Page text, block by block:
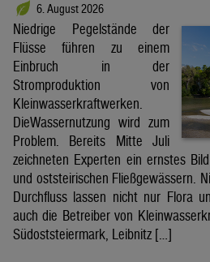
6. August 2026
Niedrige Pegelstände der
Flüsse führen zu einem
Einbruch in der
Stromproduktion von
Kleinwasserkraftwerken.
DieWassernutzung wird zum
Problem. Bereits Mitte Juli
zeichneten Experten ein ernstes
und oststeirischen Fließgewässern.
Durchfluss lassen nicht nur Flora
auch die Betreiber von
Südoststeiermark, Leibnitz […]